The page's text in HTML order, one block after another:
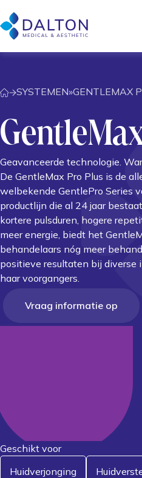
SYSTEMEN»GENTLEMAX
Geavanceerde technologie.
De GentleMax Pro Plus is de
welbekende GentlePro Series
productlijn die al 24 jaar
kortere pulsduren, hogere
meer energie, biedt het
behandelaars nóg meer
positieve resultaten bij
haar voorgangers.
Vraag informatie op
Geschikt voor
Huidverjonging